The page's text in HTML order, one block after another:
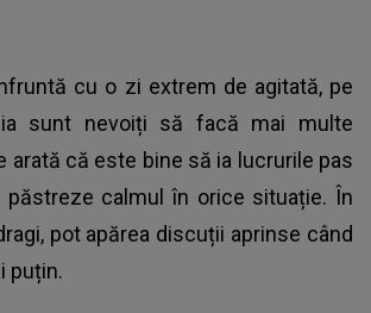
cu o zi extrem de agitată, pe
sunt nevoiți să facă mai multe
arată că este bine să ia lucrurile pas
calmul în orice situație. În
pot apărea discuții aprinse când
puțin.